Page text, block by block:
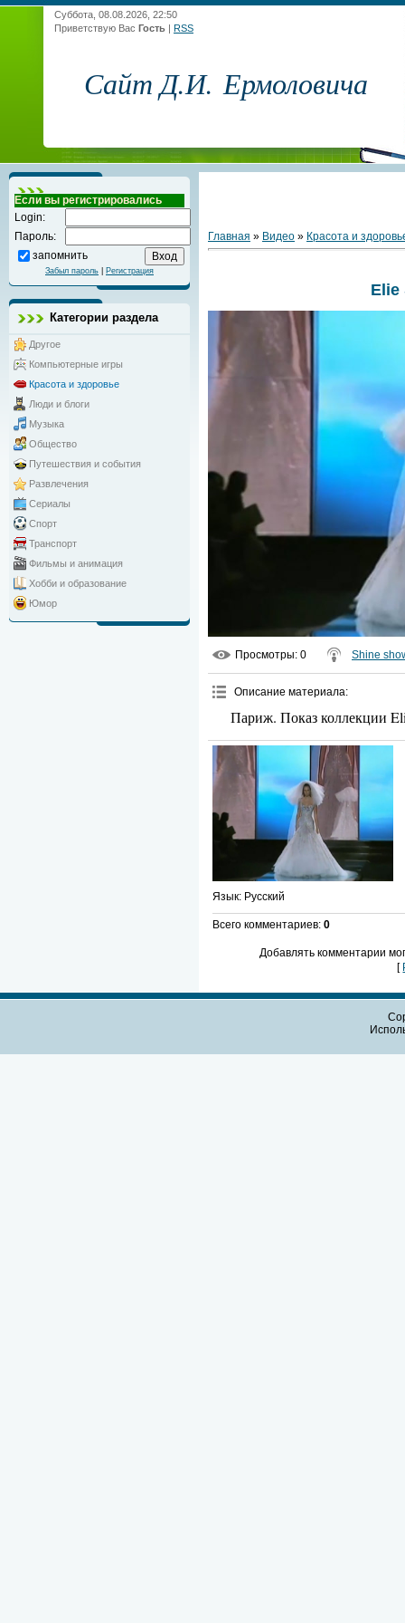
Суббота, 08.08.2026, 22:50
Приветствую Вас Гость | RSS
Сайт Д.И. Ермоловича
Если вы регистрировались
Login:
Пароль:
запомнить
Забыл пароль Регистрация
Категории раздела
Другое
Компьютерные игры
Красота и здоровье
Люди и блоги
Музыка
Общество
Путешествия и события
Развлечения
Сериалы
Спорт
Транспорт
Фильмы и анимация
Хобби и образование
Юмор
Главная » Видео » Красота и
Elie
Просмотры: 0 Shine
Описание материала:
Париж. Показ коллекции
Язык: Русский
Всего комментариев: 0
Добавлять комментарии
[